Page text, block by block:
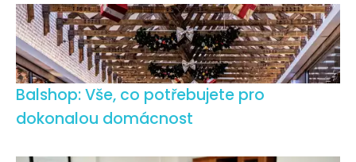
Balshop: Vše, co potřebujete pro
dokonalou domácnost